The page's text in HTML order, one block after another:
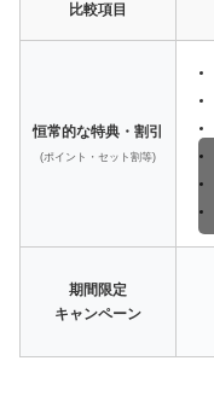
比較項目
恒常的な特典・割引
(ポイント・セット割等)
期間限定
キャンペーン